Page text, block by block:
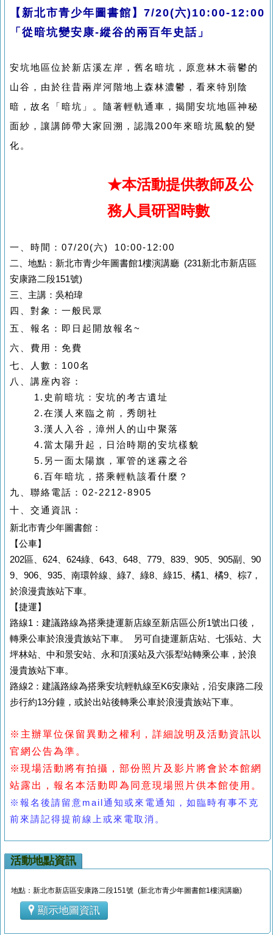
【新北市青少年圖書館】7/20(六)10:00-12:00
「從暗坑變安康-縱谷的兩百年史話」
安坑地區位於新店溪左岸，舊名暗坑，原意林木蓊鬱的
山谷，由於往昔兩岸河階地上森林濃鬱，看來特別陰
暗，故名「暗坑」。隨著輕軌通車，揭開安坑地區神秘
面紗，讓講師帶大家回溯，認識200年來暗坑風貌的變
化。
★本活動提供教師及公
務人員研習時數
一、時間：07/20(六) 10:00-12:00
二、地點：新北市青少年圖書館1樓演講廳 (231新北市新店區
安康路二段151號)
三、 主講：吳柏瑋
四、對象：一般民眾
五、 報名：即日起開放報名~
六、費用：免費
七、人數：100名
八、講座內容：
1.史前暗坑：安坑的考古遺址
2.在漢人來臨之前，秀朗社
3.漢人入谷，漳州人的山中聚落
4.當太陽升起，日治時期的安坑樣貌
5.另一面太陽旗，軍管的迷霧之谷
6.百年暗坑，搭乘輕軌該看什麼？
九、聯絡電話：02-2212-8905
十、 交通資訊：
新北市青少年圖書館：
【公車】
202區、624、624綠、643、648、779、839、905、905副、90
9、906、935、 南環幹線 、綠7、綠8、綠15、橘1、橘9、棕7，
於浪漫貴族站下車。
【捷運】
路線1：建議路線為搭乘捷運新店線至新店區公所1號出口後，
轉乘公車於浪漫貴族站下車。 另可自捷運新店站、七張站、大
坪林站、中和景安站、永和頂溪站及六張犁站轉乘公車，於浪
漫貴族站下車。
路線2：建議路線為搭乘安坑輕軌線至K6安康站，沿安康路二段
步行約13分鐘，或於出站後轉乘公車於浪漫貴族站下車。
※主辦單位保留異動之權利，詳細說明及活動資訊以
官網公告為準。
※現場活動將有拍攝，部份照片及影片將會於本館網
站露出，報名本活動即為同意現場照片供本館使用。
※報名後請留意mail通知或來電通知，如臨時有事不克
前來請記得提前線上或來電取消。
活動地點資訊
地點：新北市新店區安康路二段151號 (新北市青少年圖書館1樓演講廳)
顯示地圖資訊